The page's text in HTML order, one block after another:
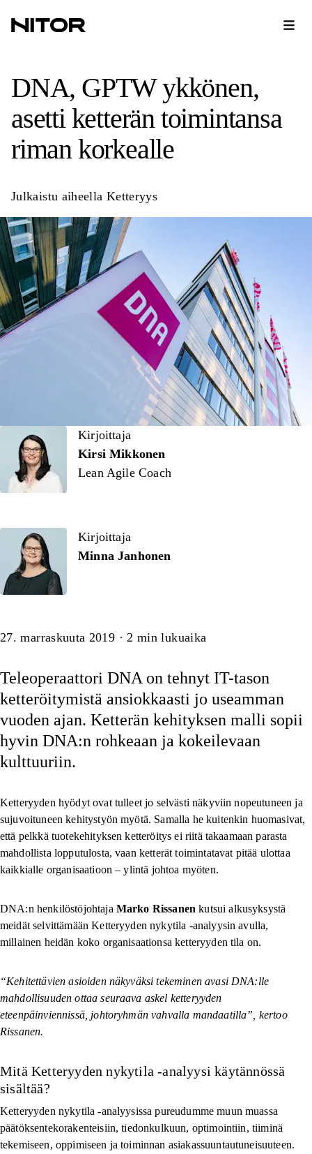
DNA, GPTW ykkönen,
asetti ketterän toimintansa
riman korkealle
Julkaistu aiheella Ketteryys
Kirjoittaja
Kirjoittaja
Kirsi Mikkonen
Lean Agile Coach
Kirjoittaja
Minna Janhonen
Artikkeli
27. marraskuuta 2019 · 2 min lukuaika
Teleoperaattori DNA on tehnyt IT-tason
ketteröitymistä ansiokkaasti jo useamman
vuoden ajan. Ketterän kehityksen malli sopii
hyvin DNA:n rohkeaan ja kokeilevaan
kulttuuriin.
Ketteryyden hyödyt ovat tulleet jo selvästi näkyviin nopeutuneen ja
sujuvoituneen kehitystyön myötä. Samalla he kuitenkin huomasivat,
että pelkkä tuotekehityksen ketteröitys ei riitä takaamaan parasta
mahdollista lopputulosta, vaan ketterät toimintatavat pitää ulottaa
kaikkialle organisaatioon – ylintä johtoa myöten.
DNA:n henkilöstöjohtaja Marko Rissanen kutsui alkusyksystä
meidät selvittämään Ketteryyden nykytila -analyysin avulla,
millainen heidän koko organisaationsa ketteryyden tila on.
“Kehitettävien asioiden näkyväksi tekeminen avasi DNA:lle
mahdollisuuden ottaa seuraava askel ketteryyden
eteenpäinviennissä, johtoryhmän vahvalla mandaatilla”, kertoo
Rissanen.
Mitä Ketteryyden nykytila -analyysi käytännössä
sisältää?
Ketteryyden nykytila -analyysissa pureudumme muun muassa
päätöksentekorakenteisiin, tiedonkulkuun, optimointiin, tiiminä
tekemiseen, oppimiseen ja toiminnan asiakassuuntautuneisuuteen.